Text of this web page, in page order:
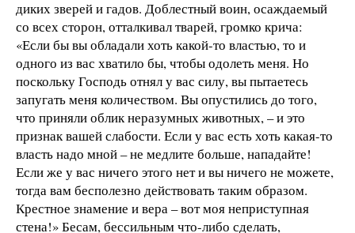
диких зверей и гадов. Доблестный воин, осаждаемый
со всех сторон, отталкивал тварей, громко крича:
«Если бы вы обладали хоть какой-то властью, то и
одного из вас хватило бы, чтобы одолеть меня. Но
поскольку Господь отнял у вас силу, вы пытаетесь
запугать меня количеством. Вы опустились до того,
что приняли облик неразумных животных, – и это
признак вашей слабости. Если у вас есть хоть какая-то
власть надо мной – не медлите больше, нападайте!
Если же у вас ничего этого нет и вы ничего не можете,
тогда вам бесполезно действовать таким образом.
Крестное знамение и вера – вот моя неприступная
стена!» Бесам, бессильным что-либо сделать,